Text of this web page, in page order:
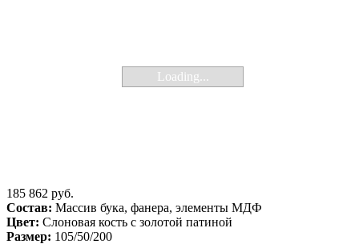
Loading...
185 862 руб.
Состав: Массив бука, фанера, элементы МДФ
Цвет: Слоновая кость с золотой патиной
Размер: 105/50/200